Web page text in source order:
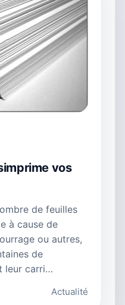
vos
de feuilles
à cause de
ou autres,
de
leur carri…
Actualité